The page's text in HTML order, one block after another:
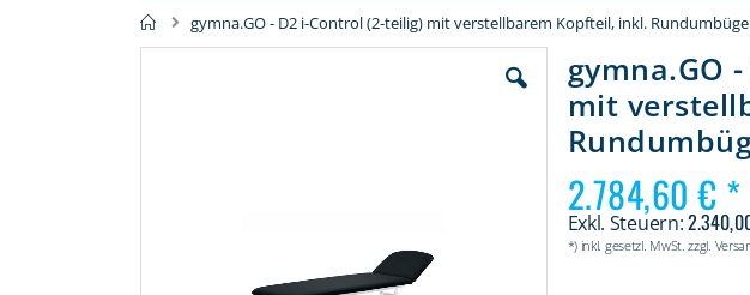
gymna.GO - D2 i-Control (2-teilig) mit verstellbarem Kopfteil, inkl.
gymna.GO
mit
2.784,60 €
*) inkl. gesetzl. MwSt. zzgl.